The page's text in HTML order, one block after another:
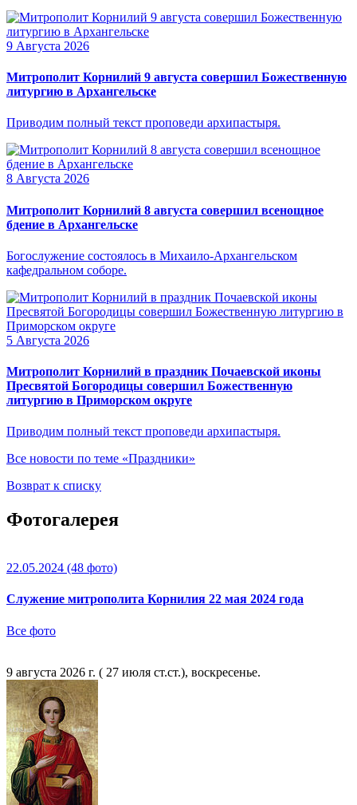
9 Августа 2026
Митрополит Корнилий 9 августа совершил Божественную
литургию в Архангельске
Приводим полный текст проповеди архипастыря.
8 Августа 2026
Митрополит Корнилий 8 августа совершил всенощное
бдение в Архангельске
Богослужение состоялось в Михаило-Архангельском
кафедральном соборе.
5 Августа 2026
Митрополит Корнилий в праздник Почаевской иконы
Пресвятой Богородицы совершил Божественную
литургию в Приморском округе
Приводим полный текст проповеди архипастыря.
Все новости по теме «Праздники»
Возврат к списку
Фотогалерея
22.05.2024 (48 фото)
Служение митрополита Корнилия 22 мая 2024 года
Все фото
9 августа 2026 г. ( 27 июля ст.ст.), воскресенье.